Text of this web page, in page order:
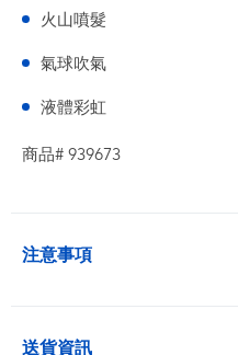
火山噴髮
氣球吹氣
液體彩虹
商品# 939673
注意事項
送貨資訊